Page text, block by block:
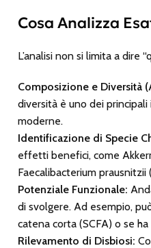
Cosa Analizza
L’analisi non si limita a dire
Composizione e Diversità
diversità è uno dei principali
moderne.
Identificazione di Specie
effetti benefici, come
Faecalibacterium prausnitzii
Potenziale Funzionale:
di svolgere. Ad esempio,
catena corta (SCFA) o se
Rilevamento di Disbiosi: